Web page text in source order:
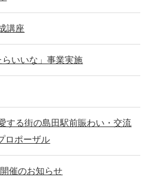
講座
いいな」事業実施
する街の島田駅前賑わい・交流
ロポーザル
催のお知らせ